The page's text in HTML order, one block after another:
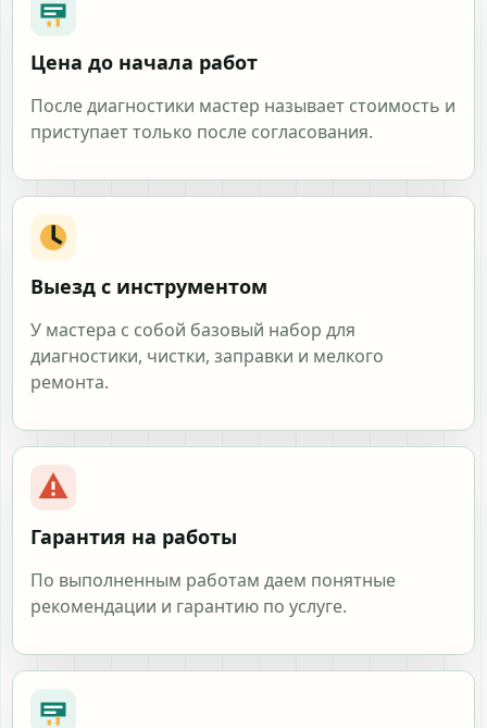
Цена до начала работ
После диагностики мастер называет стоимость и
приступает только после согласования.
Выезд с инструментом
У мастера с собой базовый набор для
диагностики, чистки, заправки и мелкого
ремонта.
Гарантия на работы
По выполненным работам даем понятные
рекомендации и гарантию по услуге.